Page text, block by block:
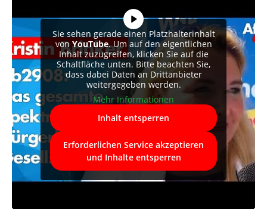
Sie sehen gerade einen Platzhalterinhalt
von YouTube. Um auf den eigentlichen
Inhalt zuzugreifen, klicken Sie auf die
Schaltfläche unten. Bitte beachten Sie,
dass dabei Daten an Drittanbieter
weitergegeben werden.
Mehr Informationen
Inhalt entsperren
Erforderlichen Service akzeptieren
und Inhalte entsperren